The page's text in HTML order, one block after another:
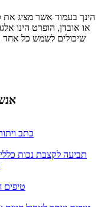
הינך בעמוד אשר מציג את
או אובדן, הופרט הינו
שיכולים לשמש כל אחד
כתב
תביעה לקצבת נכות כללית
7